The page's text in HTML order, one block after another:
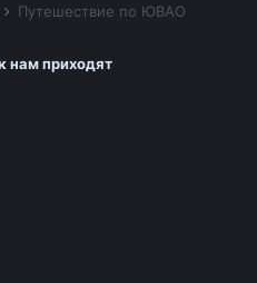
Путешествие по ЮВАО
нам приходят